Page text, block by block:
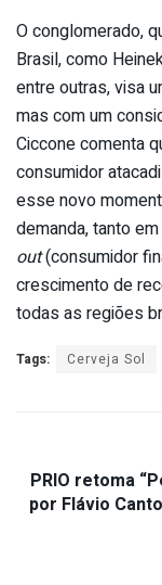
O conglomerado,
Brasil, como
entre outras, visa
mas com um
Ciccone comenta
consumidor
esse novo
demanda, tanto em
out(consumidor
crescimento de
todas as regiões
Tags: Cerveja Sol
PRIO retoma
por Flávio